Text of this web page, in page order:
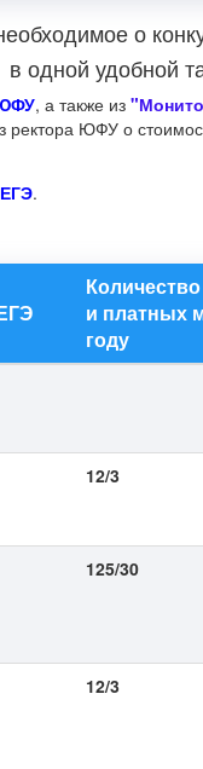
о
в одной удобной
, а также из
ЮФУ о
.
и платных
году
12/3
125/30
12/3